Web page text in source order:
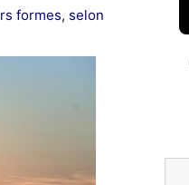
formes, selon